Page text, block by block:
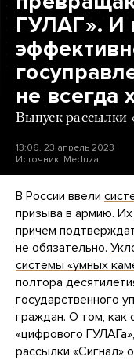
ГУЛАГ». И
не всегда
Выпуск рассылки
13:06, 23 апрель 2023
Источник: Meduza
В России ввели
призыва в армию. Их
причем
не обязательно.
системы «умных
полтора
государственного
граждан. О том, как
«цифрового
рассылки «Сигнал»